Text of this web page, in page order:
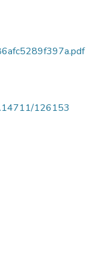
126153